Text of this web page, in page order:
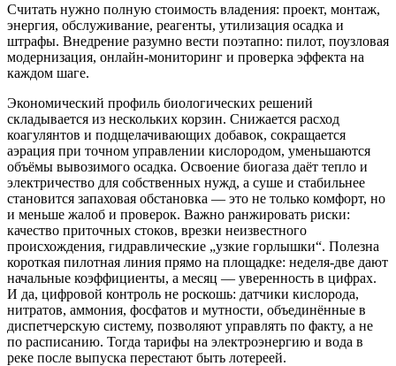
Считать нужно полную стоимость владения: проект, монтаж,
энергия, обслуживание, реагенты, утилизация осадка и
штрафы. Внедрение разумно вести поэтапно: пилот, поузловая
модернизация, онлайн-мониторинг и проверка эффекта на
каждом шаге.
Экономический профиль биологических решений
складывается из нескольких корзин. Снижается расход
коагулянтов и подщелачивающих добавок, сокращается
аэрация при точном управлении кислородом, уменьшаются
объёмы вывозимого осадка. Освоение биогаза даёт тепло и
электричество для собственных нужд, а суше и стабильнее
становится запаховая обстановка — это не только комфорт, но
и меньше жалоб и проверок. Важно ранжировать риски:
качество приточных стоков, врезки неизвестного
происхождения, гидравлические „узкие горлышки“. Полезна
короткая пилотная линия прямо на площадке: неделя-две дают
начальные коэффициенты, а месяц — уверенность в цифрах.
И да, цифровой контроль не роскошь: датчики кислорода,
нитратов, аммония, фосфатов и мутности, объединённые в
диспетчерскую систему, позволяют управлять по факту, а не
по расписанию. Тогда тарифы на электроэнергию и вода в
реке после выпуска перестают быть лотереей.